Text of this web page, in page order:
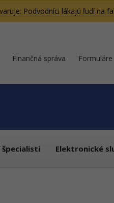
Podvodníci lákajú ľudí na
Finančná správa Formuláre
špecialisti Elektronické